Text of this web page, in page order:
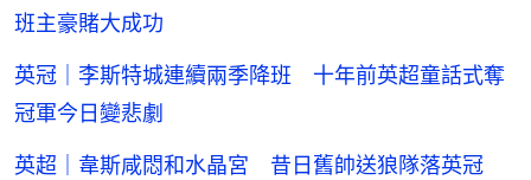
班主豪賭大成功
英冠｜李斯特城連續兩季降班 十年前英超童話式奪
冠軍今日變悲劇
英超｜韋斯咸悶和水晶宮 昔日舊帥送狼隊落英冠